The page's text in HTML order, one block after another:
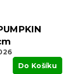
Do Košíku